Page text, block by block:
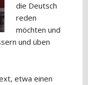
die Deutsch
reden
möchten und
und üben
etwa einen